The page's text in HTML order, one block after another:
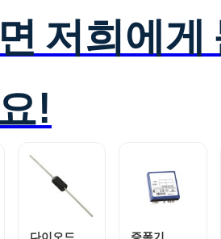
저희에게
!
다이오드 증폭기